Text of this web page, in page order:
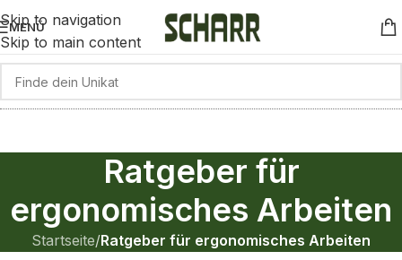
Skip to navigation
Skip to main content
MENÜ
Ratgeber für
ergonomisches Arbeiten
Startseite/Ratgeber für ergonomisches Arbeiten